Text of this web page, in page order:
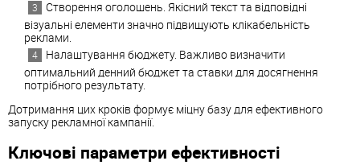
Створення оголошень. Якісний текст та відповідні
візуальні елементи значно підвищують клікабельність
реклами.
Налаштування бюджету. Важливо визначити
оптимальний денний бюджет та ставки для досягнення
потрібного результату.
Дотримання цих кроків формує міцну базу для ефективного
запуску рекламної кампанії.
Ключові параметри ефективності